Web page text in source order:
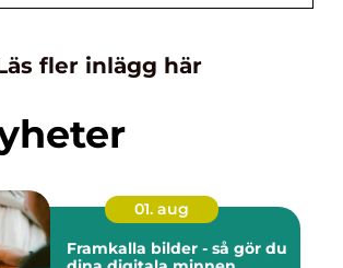
fler inlägg här
01. aug
Framkalla bilder - så gör du